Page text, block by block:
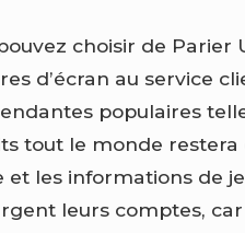
choisir de
d’écran au service
populaires
tout le monde
et les informations de
leurs comptes,